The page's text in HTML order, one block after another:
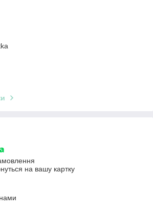
на вашу картку